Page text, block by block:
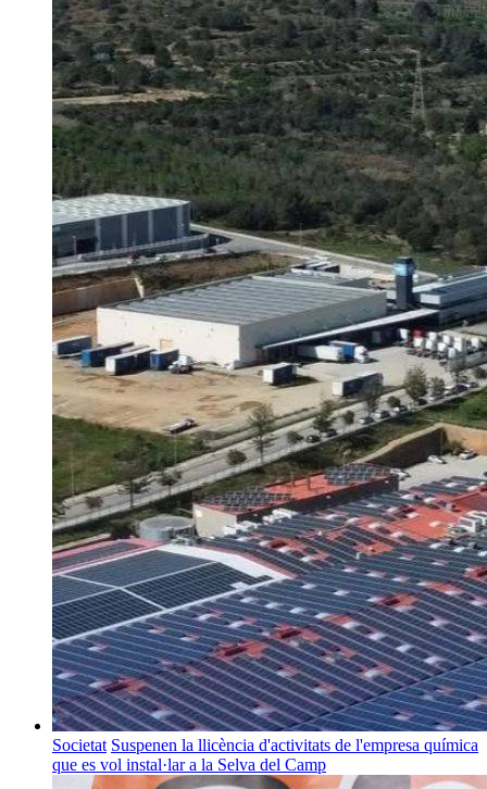
Societat Suspenen la llicència d'activitats de l'empresa química
que es vol instal·lar a la Selva del Camp